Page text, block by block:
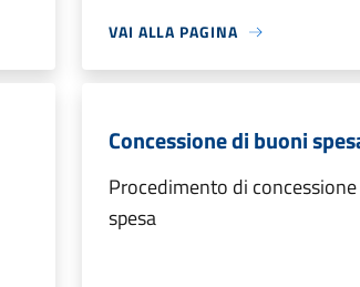
VAI ALLA PAGINA
Concessione di buoni
Procedimento di
spesa